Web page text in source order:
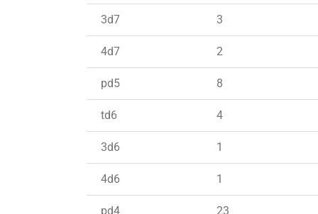
3d7 3
4d7 2
pd5 8
td6 4
3d6 1
4d6 1
pd4 23